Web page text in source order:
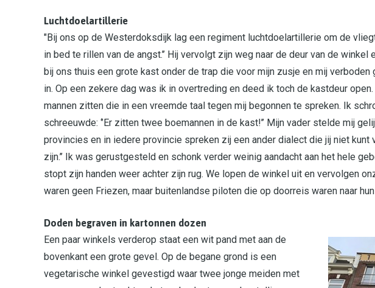
Luchtdoelartillerie
"Bij ons op de Westerdoksdijk lag een regiment luchtdoelartillerie om de
in bed te rillen van de angst.’’ Hij vervolgt zijn weg naar de deur van de winkel
bij ons thuis een grote kast onder de trap die voor mijn zusje en mij
in. Op een zekere dag was ik in overtreding en deed ik toch de kastdeur
mannen zitten die in een vreemde taal tegen mij begonnen te spreken. Ik
schreeuwde: ‘’Er zitten twee boemannen in de kast!’’ Mijn vader stelde mij
provincies en in iedere provincie spreken zij een ander dialect die jij niet
zijn.’’ Ik was gerustgesteld en schonk verder weinig aandacht aan het hele
stopt zijn handen weer achter zijn rug. We lopen de winkel uit en vervolgen
waren geen Friezen, maar buitenlandse piloten die op doorreis waren naar hun
Doden begraven in kartonnen dozen
Een paar winkels verderop staat een wit pand met aan de
bovenkant een grote gevel. Op de begane grond is een
vegetarische winkel gevestigd waar twee jonge meiden met